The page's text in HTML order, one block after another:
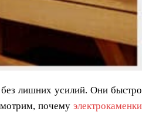
лишних усилий. Они быстро
почему электрокаменки